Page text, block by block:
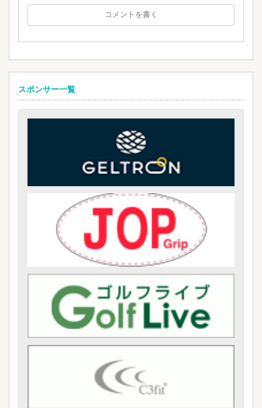
スポンサー一覧